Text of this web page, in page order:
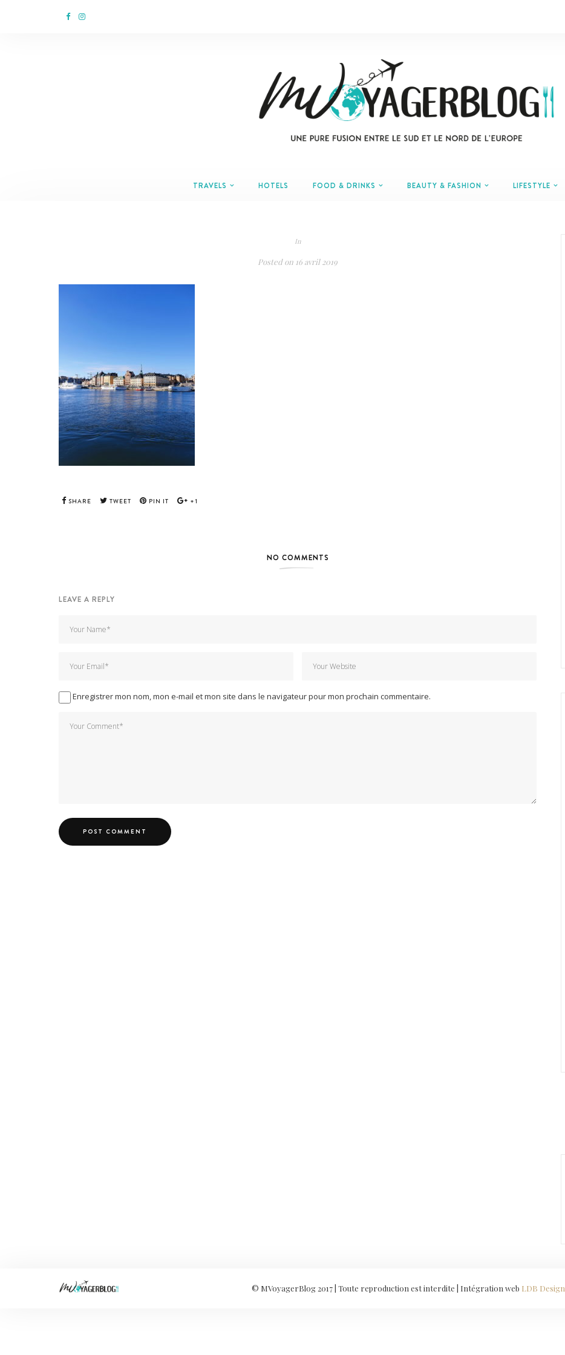
TRAVELS HOTELS FOOD & DRINKS BEAUTY & FASHION LIFESTYLE
In
Posted on 16 avril 2019
SHARE TWEET PIN IT +1
NO COMMENTS
LEAVE A REPLY
Enregistrer mon nom, mon e-mail et mon site dans le navigateur pour mon prochain commentaire.
© MVoyagerBlog 2017 | Toute reproduction est interdite | Intégration web LDB Design